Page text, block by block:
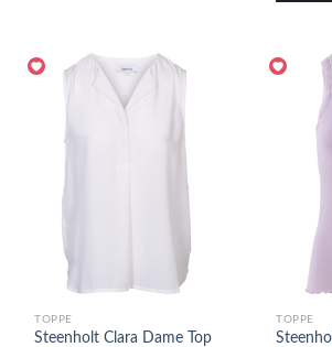
TOPPE
Steenholt Clara Dame Top
TOPPE